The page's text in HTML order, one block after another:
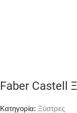
Faber Castell
Κατηγορία: Ξύστρες